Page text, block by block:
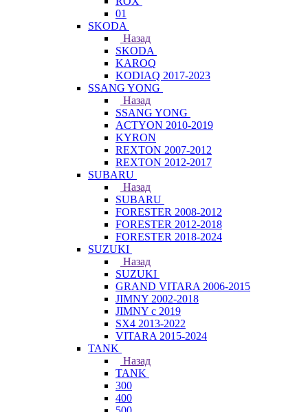
01
SKODA
Назад
SKODA
KAROQ
KODIAQ 2017-2023
SSANG YONG
Назад
SSANG YONG
ACTYON 2010-2019
KYRON
REXTON 2007-2012
REXTON 2012-2017
SUBARU
Назад
SUBARU
FORESTER 2008-2012
FORESTER 2012-2018
FORESTER 2018-2024
SUZUKI
Назад
SUZUKI
GRAND VITARA 2006-2015
JIMNY 2002-2018
JIMNY с 2019
SX4 2013-2022
VITARA 2015-2024
TANK
Назад
TANK
300
400